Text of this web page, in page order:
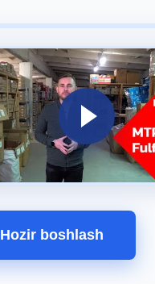
Hozir boshlash